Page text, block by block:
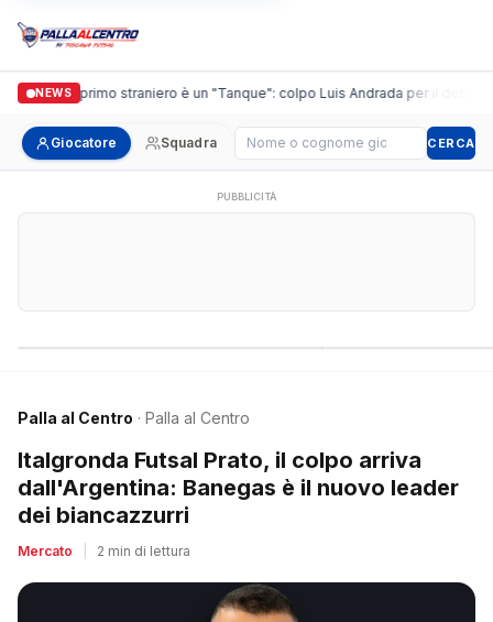
NEWS
il primo straniero è un "Tanque": colpo Luis Andrada per il debutto in
Giocatore Squadra Cerca giocatore CERCA
PUBBLICITÀ
Palla al Centro · Palla al Centro
Italgronda Futsal Prato, il colpo arriva
dall'Argentina: Banegas è il nuovo leader
dei biancazzurri
Mercato 2 min di lettura